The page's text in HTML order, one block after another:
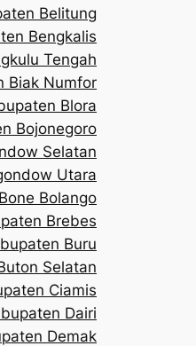
Belitung
Bengkalis
Tengah
Biak Numfor
Blora
Bojonegoro
Selatan
Utara
Bolango
Brebes
Buru
Selatan
Ciamis
Dairi
Demak